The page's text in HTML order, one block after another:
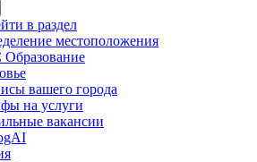
в раздел
местоположения
вашего города
на услуги
вакансии